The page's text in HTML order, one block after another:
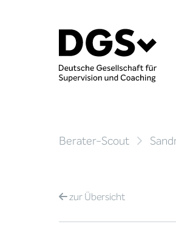
Berater-Scout
zurÜbersicht